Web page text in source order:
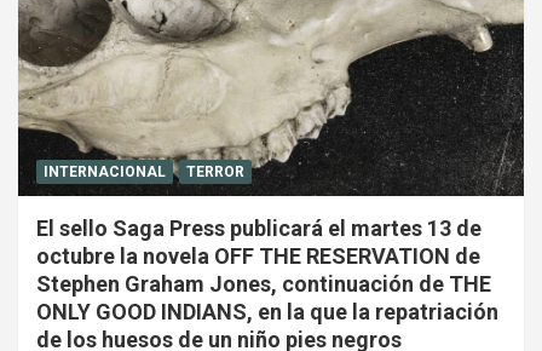
INTERNACIONAL TERROR
El sello Saga Press publicará el martes 13 de
octubre la novela OFF THE RESERVATION de
Stephen Graham Jones, continuación de THE
ONLY GOOD INDIANS, en la que la repatriación
de los huesos de un niño pies negros